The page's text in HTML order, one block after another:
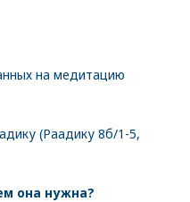
на медитацию
(Раадику 8б/1-5,
она нужна?